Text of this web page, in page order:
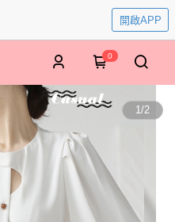
開啟APP
0
1/2